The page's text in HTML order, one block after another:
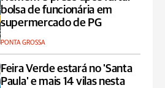
bolsa de funcionária em
supermercado de PG
PONTA GROSSA
Feira Verde estará no 'Santa
Paula' e mais 14 vilas nesta